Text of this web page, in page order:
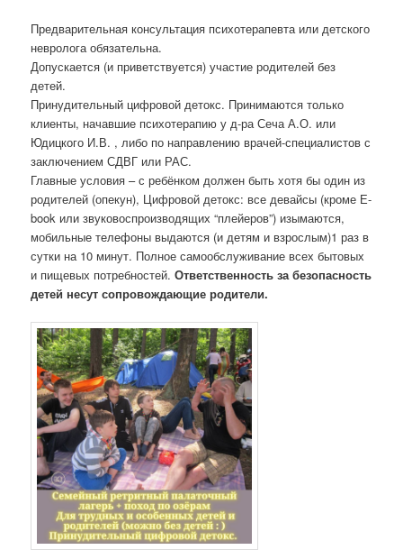
Предварительная консультация психотерапевта или детского
невролога обязательна.
Допускается (и приветствуется) участие родителей без
детей.
Принудительный цифровой детокс. Принимаются только
клиенты, начавшие психотерапию у д-ра Сеча А.О. или
Юдицкого И.В. , либо по направлению врачей-специалистов с
заключением СДВГ или РАС.
Главные условия – с ребёнком должен быть хотя бы один из
родителей (опекун), Цифровой детокс: все девайсы (кроме Е-
book или звуковоспроизводящих “плейеров”) изымаются,
мобильные телефоны выдаются (и детям и взрослым)1 раз в
сутки на 10 минут. Полное самообслуживание всех бытовых
и пищевых потребностей.Ответственность за безопасность
детей несут сопровождающие родители.